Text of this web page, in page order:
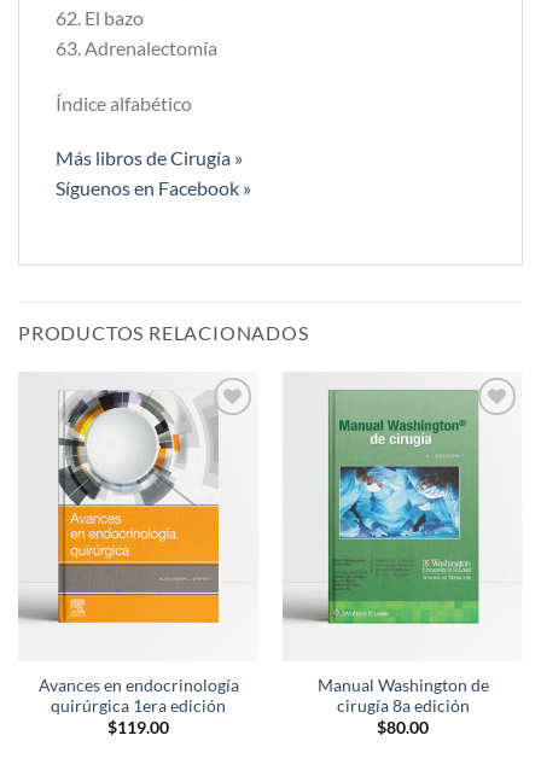
62. El bazo
63. Adrenalectomía
Índice alfabético
Más libros de Cirugía »
Síguenos en Facebook »
PRODUCTOS RELACIONADOS
Añadir
deseos
Avances en endocrinología
quirúrgica 1era edición
$119.00
Manual Washington de
cirugía 8a edición
$80.00